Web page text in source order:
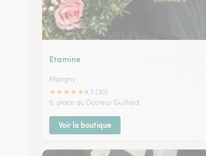
Etamine
Marigny
★★★★★4.7 (30)
5, place du Docteur Guillard
Voir la boutique